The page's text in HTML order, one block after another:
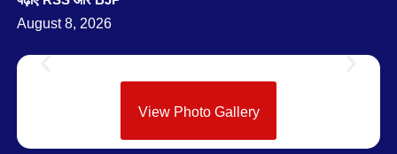
August 8, 2026
View Photo Gallery